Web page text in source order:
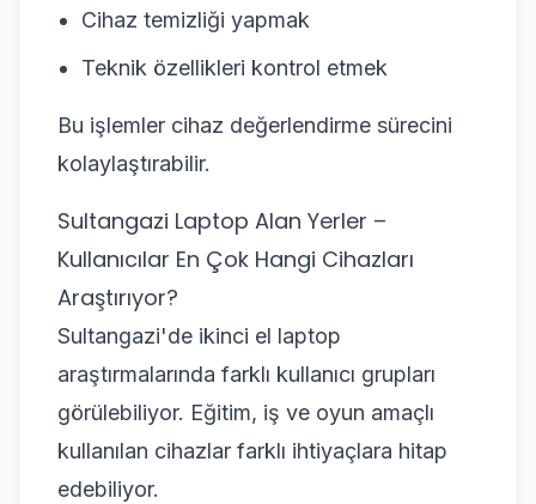
Cihaz temizliği yapmak
Teknik özellikleri kontrol etmek
Bu işlemler cihaz değerlendirme sürecini
kolaylaştırabilir.
Sultangazi Laptop Alan Yerler –
Kullanıcılar En Çok Hangi Cihazları
Araştırıyor?
Sultangazi'de ikinci el laptop
araştırmalarında farklı kullanıcı grupları
görülebiliyor. Eğitim, iş ve oyun amaçlı
kullanılan cihazlar farklı ihtiyaçlara hitap
edebiliyor.